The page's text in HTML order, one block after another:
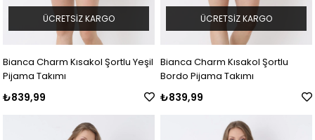
Bianca Charm Kısakol Şortlu Yeşil
Pijama Takımı
₺839,99
ÜCRETSIZ KARGO
Bianca Charm Kısakol Şortlu
Bordo Pijama Takımı
₺839,99
ÜCRETSIZ KARGO